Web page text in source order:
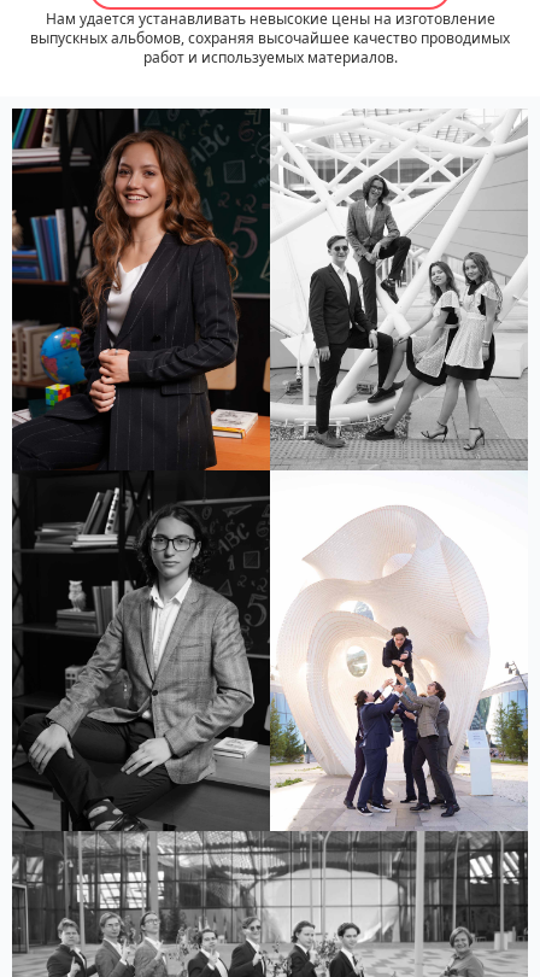
Нам удается устанавливать невысокие цены на изготовление
выпускных альбомов, сохраняя высочайшее качество проводимых
работ и используемых материалов.